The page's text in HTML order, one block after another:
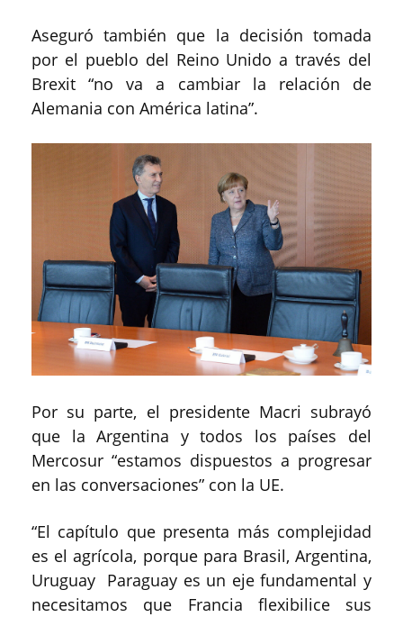
Aseguró también que la decisión tomada
por el pueblo del Reino Unido a través del
Brexit “no va a cambiar la relación de
Alemania con América latina”.
Por su parte, el presidente Macri subrayó
que la Argentina y todos los países del
Mercosur “estamos dispuestos a progresar
en las conversaciones” con la UE.
“El capítulo que presenta más complejidad
es el agrícola, porque para Brasil, Argentina,
Uruguay Paraguay es un eje fundamental y
necesitamos que Francia flexibilice sus